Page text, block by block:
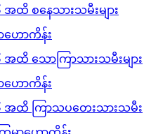
အထိ စနေသားသမီးများ
ောကိန်း
အထိ သောကြာသားသမီးများ
ောကိန်း
၆ အထိ ကြာသပတေးသားသမီး